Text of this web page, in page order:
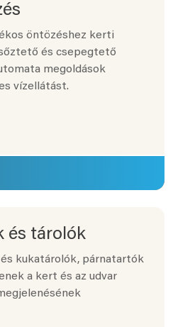
öntözéshez kerti
és csepegtető
megoldások
vízellátást.
és tárolók
kukatárolók, párnatartók
a kert és az udvar